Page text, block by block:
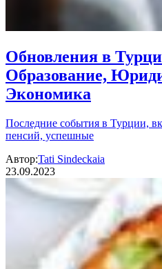
Обновления в
Образование,
Экономика
Последние события в Турции,
пенсий, успешные
Автор:Tati Sindeckaia
23.09.2023